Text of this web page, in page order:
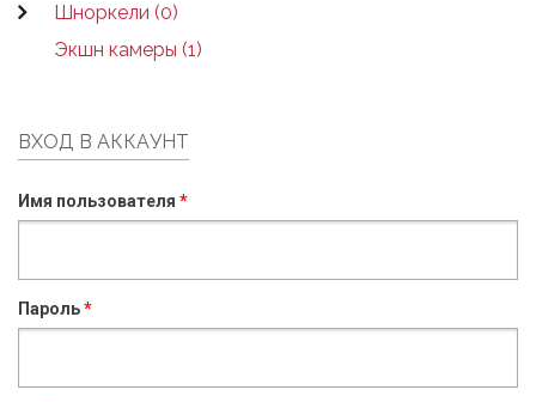
Шноркели (0)
Экшн камеры (1)
ВХОД В АККАУНТ
Имя пользователя *
Пароль*